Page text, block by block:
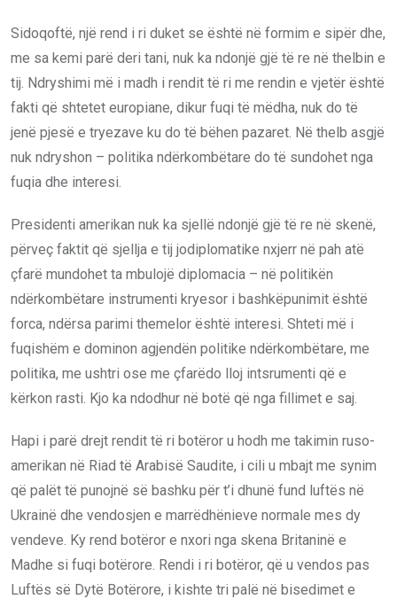
Sidoqoftë, një rend i ri duket se është në formim e sipër dhe,
me sa kemi parë deri tani, nuk ka ndonjë gjë të re në thelbin e
tij. Ndryshimi më i madh i rendit të ri me rendin e vjetër është
fakti që shtetet europiane, dikur fuqi të mëdha, nuk do të
jenë pjesë e tryezave ku do të bëhen pazaret. Në thelb asgjë
nuk ndryshon – politika ndërkombëtare do të sundohet nga
fuqia dhe interesi.
Presidenti amerikan nuk ka sjellë ndonjë gjë të re në skenë,
përveç faktit që sjellja e tij jodiplomatike nxjerr në pah atë
çfarë mundohet ta mbulojë diplomacia – në politikën
ndërkombëtare instrumenti kryesor i bashkëpunimit është
forca, ndërsa parimi themelor është interesi. Shteti më i
fuqishëm e dominon agjendën politike ndërkombëtare, me
politika, me ushtri ose me çfarëdo lloj intsrumenti që e
kërkon rasti. Kjo ka ndodhur në botë që nga fillimet e saj.
Hapi i parë drejt rendit të ri botëror u hodh me takimin ruso-
amerikan në Riad të Arabisë Saudite, i cili u mbajt me synim
që palët të punojnë së bashku për t’i dhunë fund luftës në
Ukrainë dhe vendosjen e marrëdhënieve normale mes dy
vendeve. Ky rend botëror e nxori nga skena Britaninë e
Madhe si fuqi botërore. Rendi i ri botëror, që u vendos pas
Luftës së Dytë Botërore, i kishte tri palë në bisedimet e